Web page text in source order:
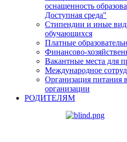
оснащенность
Доступная среда"
Стипендии и иные
обучающихся
Платные
Финансово-
Вакантные места для
Международное
Организация питания
организации
РОДИТЕЛЯМ